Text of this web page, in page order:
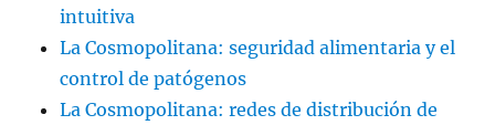
intuitiva
La Cosmopolitana: seguridad alimentaria y el
control de patógenos
La Cosmopolitana: redes de distribución de